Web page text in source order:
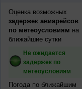
Оценка возможных
задержек авиарейсов
по метеоусловиям на
ближайшие сутки
Не ожидается
задержек по
метеоусловиям
Погода по ближайшим